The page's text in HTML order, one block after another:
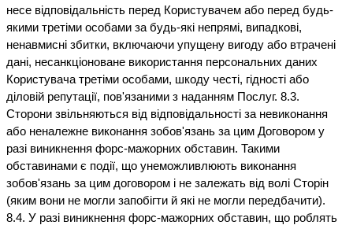
несе відповідальність перед Користувачем або перед будь-
якими третіми особами за будь-які непрямі, випадкові,
ненавмисні збитки, включаючи упущену вигоду або втрачені
дані, несанкціоноване використання персональних даних
Користувача третіми особами, шкоду честі, гідності або
діловій репутації, пов'язаними з наданням Послуг. 8.3.
Сторони звільняються від відповідальності за невиконання
або неналежне виконання зобов'язань за цим Договором у
разі виникнення форс-мажорних обставин. Такими
обставинами є події, що унеможливлюють виконання
зобов'язань за цим договором і не залежать від волі Сторін
(яким вони не могли запобігти й які не могли передбачити).
8.4. У разі виникнення форс-мажорних обставин, що роблять